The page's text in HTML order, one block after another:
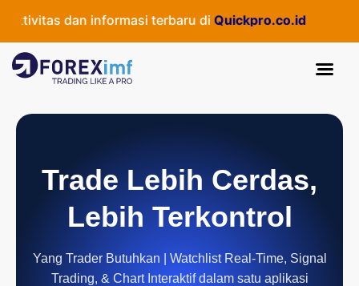
dan informasi terbaru di Quickpro.co.id
Trade Lebih Cerdas,
Lebih Terkontrol
Yang Trader Butuhkan | Watchlist Real-Time, Signal
Trading, & Chart Interaktif dalam satu aplikasi